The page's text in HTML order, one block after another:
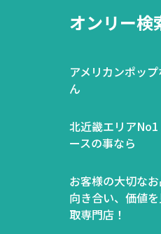
オンリー検
アメリカンポッ
ん
北近畿エリアNo1
ースの事なら
お客様の大切な
向き合い、価値
取専門店！